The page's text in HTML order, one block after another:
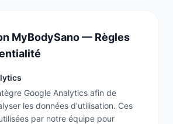
MyBodySano — Règles
Google Analytics afin de
les données d'utilisation. Ces
par notre équipe pour